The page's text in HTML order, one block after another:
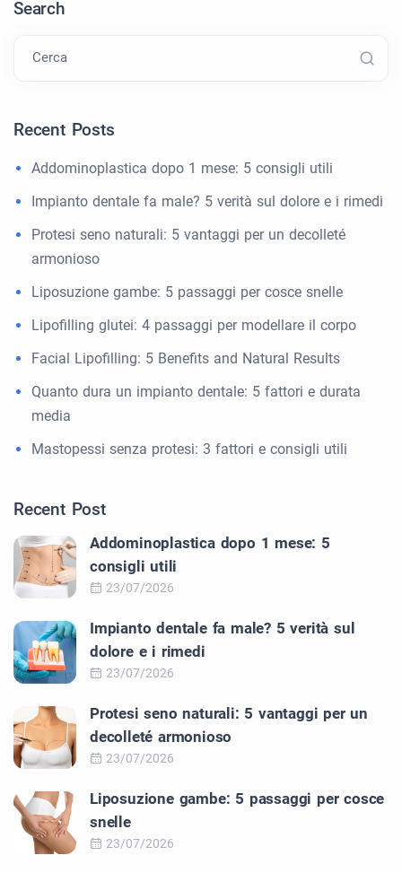
Search
Cerca
Recent Posts
Addominoplastica dopo 1 mese: 5 consigli utili
Impianto dentale fa male? 5 verità sul dolore e i rimedi
Protesi seno naturali: 5 vantaggi per un decolleté
armonioso
Liposuzione gambe: 5 passaggi per cosce snelle
Lipofilling glutei: 4 passaggi per modellare il corpo
Facial Lipofilling: 5 Benefits and Natural Results
Quanto dura un impianto dentale: 5 fattori e durata
media
Mastopessi senza protesi: 3 fattori e consigli utili
Recent Post
Addominoplastica dopo 1 mese: 5
consigli utili
23/07/2026
Impianto dentale fa male? 5 verità sul
dolore e i rimedi
23/07/2026
Protesi seno naturali: 5 vantaggi per un
decolleté armonioso
23/07/2026
Liposuzione gambe: 5 passaggi per cosce
snelle
23/07/2026